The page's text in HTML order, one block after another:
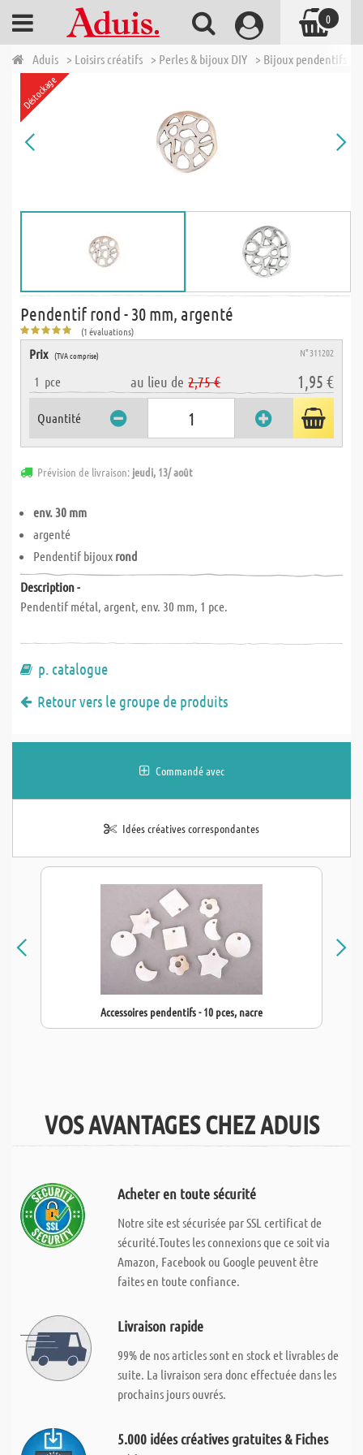
Aduis > Loisirs créatifs > Perles & bijoux DIY > Bijoux pendentifs
Déstockage
Pendentif rond - 30 mm, argenté
(1 évaluations)
Prix (TVA comprise) N° 311202
1 pce au lieu de 2,75 € 1,95 €
Quantité
Prévision de livraison: jeudi, 13/ août
env. 30 mm
argenté
Pendentif bijoux rond
Description -
Pendentif métal, argent, env. 30 mm, 1 pce.
p. catalogue
Retour vers le groupe de produits
Commandé avec
Idées créatives correspondantes
Accessoires pendentifs - 10 pces, nacre
VOS AVANTAGES CHEZ ADUIS
Acheter en toute sécurité
Notre site est sécurisée par SSL certificat de
sécurité.Toutes les connexions que ce soit via
Amazon, Facebook ou Google peuvent être
faites en toute confiance.
Livraison rapide
99% de nos articles sont en stock et livrables de
suite. La livraison sera donc effectuée dans les
prochains jours ouvrés.
5.000 idées créatives gratuites & Fiches
0